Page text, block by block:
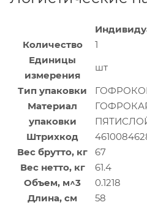
Количество
1
Единицы
измерения
шт
Тип упаковки
Материал
упаковки
Штрихкод
Вес брутто, кг
67
Вес нетто, кг
61.4
Объем, м^3
0.1218
Длина, см
58